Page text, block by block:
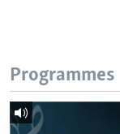
Programmes